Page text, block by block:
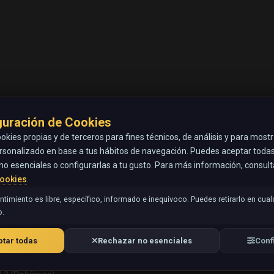
de Cookies
propias y de terceros para fines técnicos, de análisis y para
en base a tus hábitos de navegación. Puedes aceptar
esenciales o configurarlas a tu gusto. Para más información,
es libre, específico, informado e inequívoco. Puedes retirarlo en
todas Rechazar no esenciales